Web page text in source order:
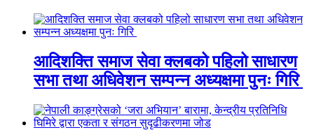
आदिशक्ति समाज सेवा क्लबको पहिलो साधारण
सभा तथा अधिवेशन सम्पन्न अध्यक्षमा पुनः गिरि